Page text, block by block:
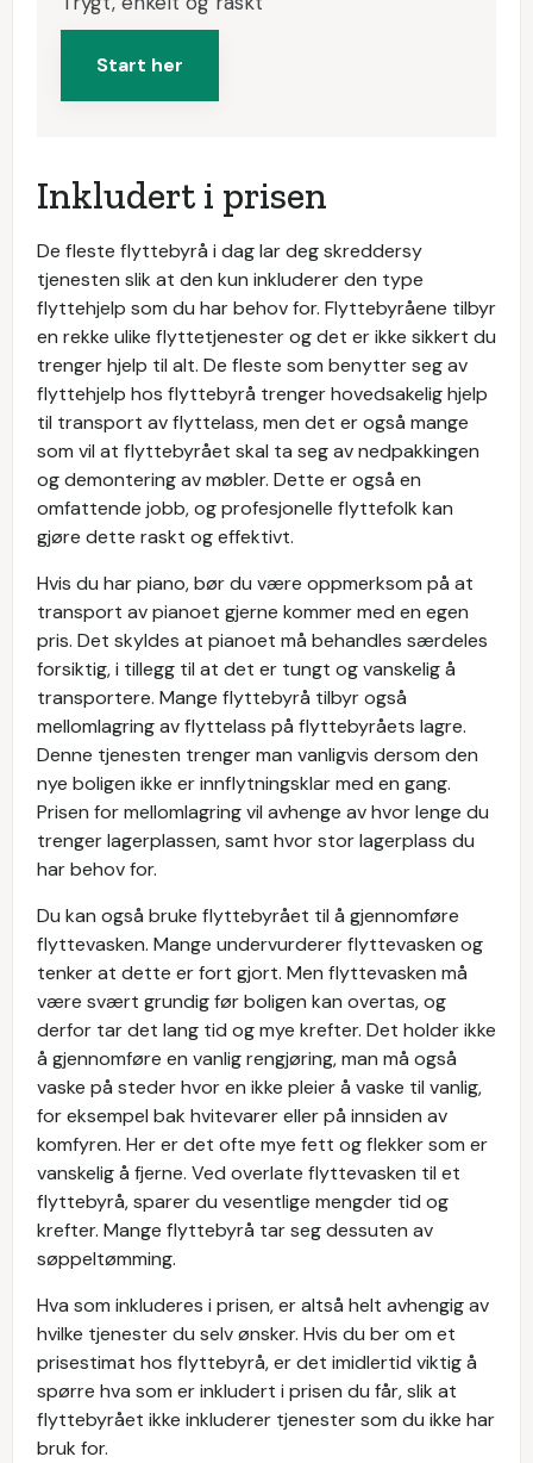
Start her
Inkludert i prisen
De fleste flyttebyrå i dag lar deg skreddersy
tjenesten slik at den kun inkluderer den type
flyttehjelp som du har behov for. Flyttebyråene tilbyr
en rekke ulike flyttetjenester og det er ikke sikkert du
trenger hjelp til alt. De fleste som benytter seg av
flyttehjelp hos flyttebyrå trenger hovedsakelig hjelp
til transport av flyttelass, men det er også mange
som vil at flyttebyrået skal ta seg av nedpakkingen
og demontering av møbler. Dette er også en
omfattende jobb, og profesjonelle flyttefolk kan
gjøre dette raskt og effektivt.
Hvis du har piano, bør du være oppmerksom på at
transport av pianoet gjerne kommer med en egen
pris. Det skyldes at pianoet må behandles særdeles
forsiktig, i tillegg til at det er tungt og vanskelig å
transportere. Mange flyttebyrå tilbyr også
mellomlagring av flyttelass på flyttebyråets lagre.
Denne tjenesten trenger man vanligvis dersom den
nye boligen ikke er innflytningsklar med en gang.
Prisen for mellomlagring vil avhenge av hvor lenge du
trenger lagerplassen, samt hvor stor lagerplass du
har behov for.
Du kan også bruke flyttebyrået til å gjennomføre
flyttevasken. Mange undervurderer flyttevasken og
tenker at dette er fort gjort. Men flyttevasken må
være svært grundig før boligen kan overtas, og
derfor tar det lang tid og mye krefter. Det holder ikke
å gjennomføre en vanlig rengjøring, man må også
vaske på steder hvor en ikke pleier å vaske til vanlig,
for eksempel bak hvitevarer eller på innsiden av
komfyren. Her er det ofte mye fett og flekker som er
vanskelig å fjerne. Ved overlate flyttevasken til et
flyttebyrå, sparer du vesentlige mengder tid og
krefter. Mange flyttebyrå tar seg dessuten av
søppeltømming.
Hva som inkluderes i prisen, er altså helt avhengig av
hvilke tjenester du selv ønsker. Hvis du ber om et
prisestimat hos flyttebyrå, er det imidlertid viktig å
spørre hva som er inkludert i prisen du får, slik at
flyttebyrået ikke inkluderer tjenester som du ikke har
bruk for.